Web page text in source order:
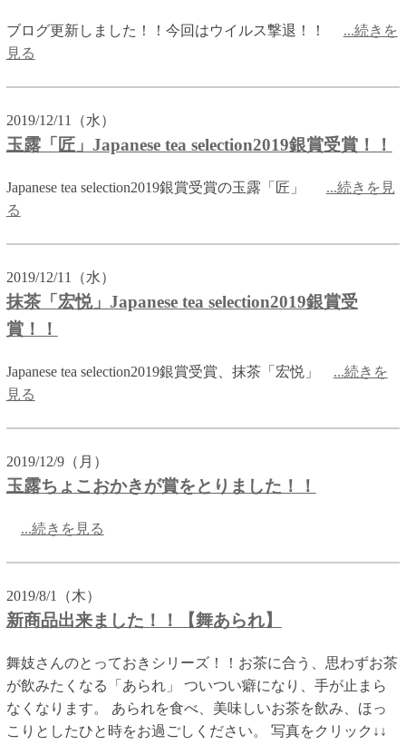
ブログ更新しました！！今回はウイルス撃退！！ ...続きを
見る
2019/12/11（水）
玉露「匠」Japanese tea selection2019銀賞受賞！！
Japanese tea selection2019銀賞受賞の玉露「匠」 ...続きを見
る
2019/12/11（水）
抹茶「宏悦」Japanese tea selection2019銀賞受
賞！！
Japanese tea selection2019銀賞受賞、抹茶「宏悦」 ...続きを
見る
2019/12/9（月）
玉露ちょこおかきが賞をとりました！！
...続きを見る
2019/8/1（木）
新商品出来ました！！【舞あられ】
舞妓さんのとっておきシリーズ！！お茶に合う、思わずお茶
が飲みたくなる「あられ」 ついつい癖になり、手が止まら
なくなります。 あられを食べ、美味しいお茶を飲み、ほっ
こりとしたひと時をお過ごしください。 写真をクリック↓↓